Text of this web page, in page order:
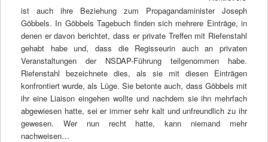
ist auch ihre Beziehung zum Propagandaminister Joseph
Göbbels. In Göbbels Tagebuch finden sich mehrere Einträge, in
denen er davon berichtet, dass er private Treffen mit Riefenstahl
gehabt habe und, dass die Regisseurin auch an privaten
Veranstaltungen der NSDAP-Führung teilgenommen habe.
Riefenstahl bezeichnete dies, als sie mit diesen Einträgen
konfrontiert wurde, als Lüge. Sie betonte auch, dass Göbbels mit
ihr eine Liaison eingehen wollte und nachdem sie ihn mehrfach
abgewiesen hatte, sei er immer sehr kalt und unfreundlich zu ihr
gewesen. Wer nun recht hatte, kann niemand mehr
nachweisen…